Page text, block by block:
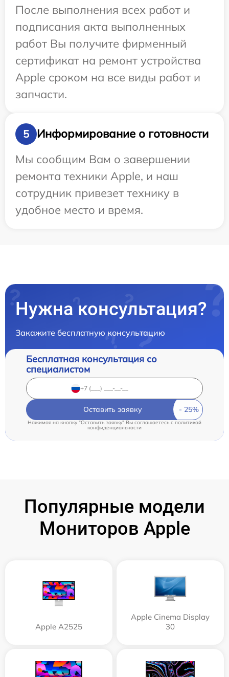
После выполнения всех работ и
подписания акта выполненных
работ Вы получите фирменный
сертификат на ремонт устройства
Apple сроком на все виды работ и
запчасти.
5
Информирование о готовности
Мы сообщим Вам о завершении
ремонта техники Apple, и наш
сотрудник привезет технику в
удобное место и время.
Нужна консультация?
Закажите бесплатную консультацию
Бесплатная консультация со
специалистом
Оставить заявку
Нажимая на кнопку "Оставить заявку" Вы соглашаетесь cполитикой
конфиденциальности
Популярные модели
Мониторов Apple
Apple А2525
Apple Cinema Display
30